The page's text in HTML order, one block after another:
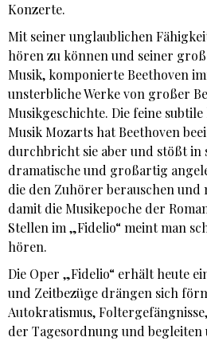
Konzerte.
Mit seiner unglaublichen
hören zu können und seiner
Musik, komponierte Beethoven
unsterbliche Werke von großer
Musikgeschichte. Die feine
Musik Mozarts hat Beethoven
durchbricht sie aber und stößt in
dramatische und großartig
die den Zuhörer berauschen
damit die Musikepoche der
Stellen im „Fidelio“ meint man
hören.
Die Oper „Fidelio“ erhält heute
und Zeitbezüge drängen sich
Autokratismus,
der Tagesordnung und begleiten